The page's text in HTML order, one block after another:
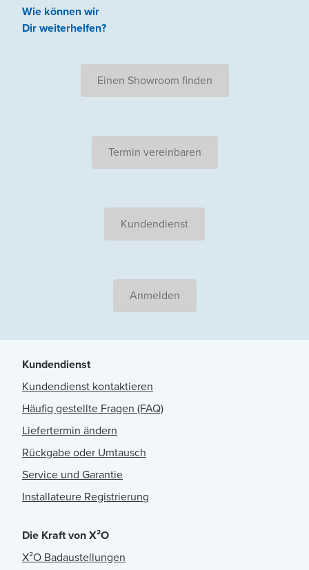
Wie können wir
Dir weiterhelfen?
Einen Showroom finden
Termin vereinbaren
Kundendienst
Anmelden
Kundendienst
Kundendienst kontaktieren
Häufig gestellte Fragen (FAQ)
Liefertermin ändern
Rückgabe oder Umtausch
Service und Garantie
Installateure Registrierung
Die Kraft von X²O
X²O Badaustellungen